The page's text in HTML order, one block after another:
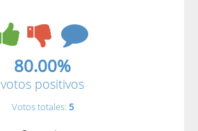
80.00%
votos positivos
Votos totales: 5